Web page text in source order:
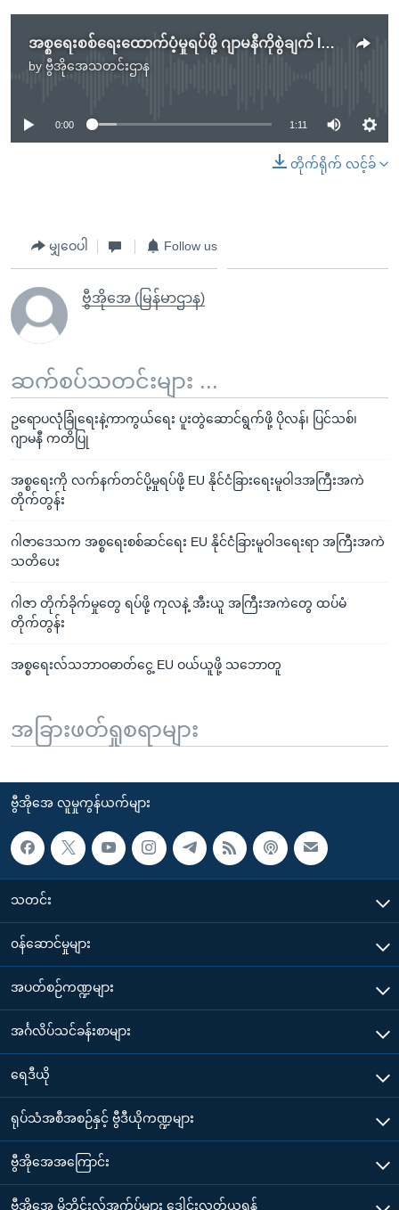
အစ္စရေးစစ်ရေးထောက်ပံ့မှုရပ်ဖို့ ဂျာမနီကိုစွဲချက် ICJ ပယ်ချ
by ဗွီအိုအေသတင်းဌာန
No media source currently available
0:00 1:11
တိုက်ရိုက် လင့်ခ်
မျှဝေပါ Follow us
ဗွီအိုအေ (မြန်မာဌာန)
ဆက်စပ်သတင်းများ ...
ဥရောပလုံခြုံရေးနဲ့ကာကွယ်ရေး ပူးတွဲဆောင်ရွက်ဖို့ ပိုလန်၊ ပြင်သစ်၊
ဂျာမနီ ကတိပြု
အစ္စရေးကို လက်နက်တင်ပို့မှုရပ်ဖို့ EU နိုင်ငံခြားရေးမူဝါဒအကြီးအကဲ
တိုက်တွန်း
ဂါဇာဒေသက အစ္စရေးစစ်ဆင်ရေး EU နိုင်ငံခြားမူဝါဒရေးရာ အကြီးအကဲ
သတိပေး
ဂါဇာ တိုက်ခိုက်မှုတွေ ရပ်ဖို့ ကုလနဲ့ အီးယူ အကြီးအကဲတွေ ထပ်မံ
တိုက်တွန်း
အစ္စရေးလ်သဘာဝဓာတ်ငွေ့ EU ဝယ်ယူဖို့ သဘောတူ
အခြားဖတ်ရှုစရာများ
ဗွီအိုအေ လူမှုကွန်ယက်များ
သတင်း
၀န်ဆောင်မှုများ
အပတ်စဉ်ကဏ္ဍများ
အင်္ဂလိပ်သင်ခန်းစာများ
ရေဒီယို
ရုပ်သံအစီအစဉ်နှင့် ဗွီဒီယိုကဏ္ဍများ
ဗွီအိုအေအကြောင်း
ဗွီအိုအေ မိုဘိုင်းလ်အက်ပ်များ ဒေါင်းလုတ်ယူရန်